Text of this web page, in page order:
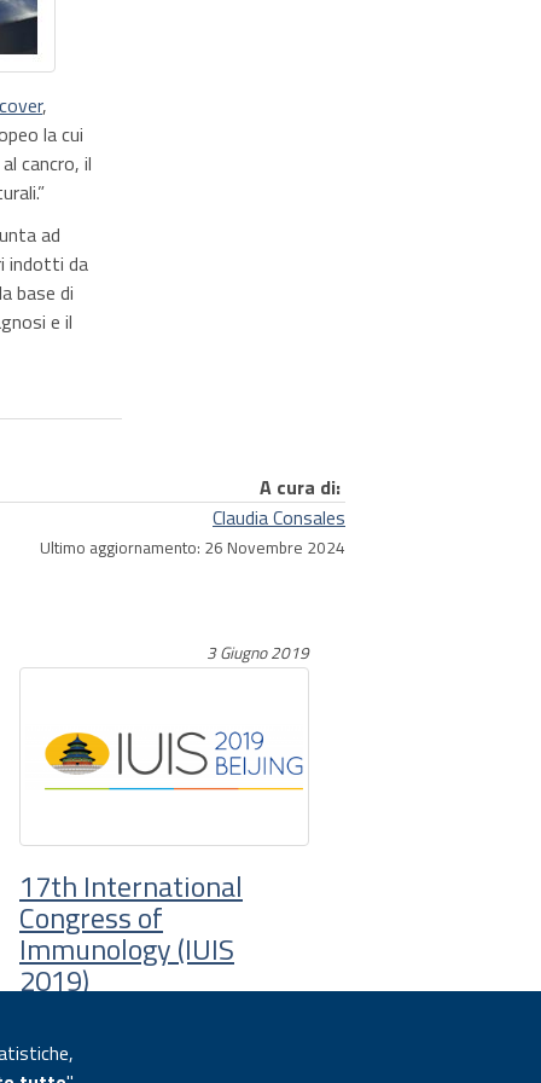
,
la cui
cancro, il
ad
indotti da
base di
e il
A cura di:
Claudia Consales
Ultimo aggiornamento: 26 Novembre 2024
3 Giugno 2019
17th International
Congress of
Immunology (IUIS
2019)
Biotecnologie